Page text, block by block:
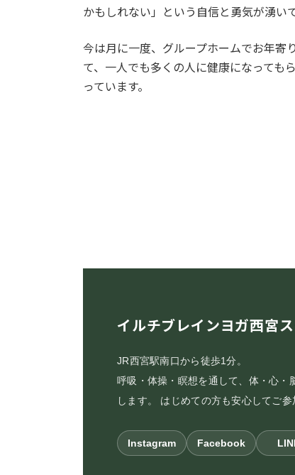
かもしれない」という自信と勇気が湧い
今は月に一度、グループホームでお年寄
て、一人でも多くの人に健康になっても
っています。
イルチブレインヨガ西宮
JR西宮駅南口から徒歩1分。
呼吸・体操・瞑想を通して、体・心・
します。 はじめての方も安心してご参
Instagram Facebook